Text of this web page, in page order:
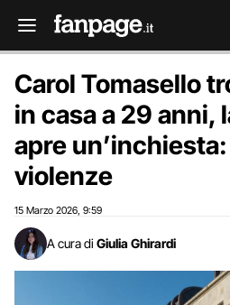
Carol Tomasello
in casa a 29 anni,
apre
violenze
15 Marzo 2026 9:59
A cura di Giulia Ghirardi